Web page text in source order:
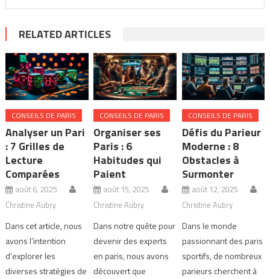
RELATED ARTICLES
CONSEILS DE PARIS
Analyser un Pari
: 7 Grilles de
Lecture
Comparées
août 6, 2025
Christine Aubry
Dans cet article, nous
avons l’intention
d’explorer les
diverses stratégies de
CONSEILS DE PARIS
Organiser ses
Paris : 6
Habitudes qui
Paient
août 15, 2025
Christine Aubry
Dans notre quête pour
devenir des experts
en paris, nous avons
découvert que
CONSEILS DE PARIS
Défis du Parieur
Moderne : 8
Obstacles à
Surmonter
août 12, 2025
Christine Aubry
Dans le monde
passionnant des paris
sportifs, de nombreux
parieurs cherchent à